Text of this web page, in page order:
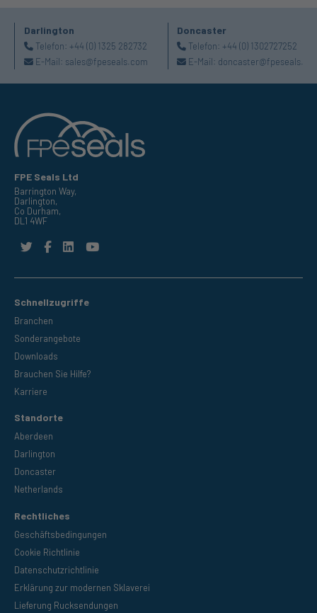
Darlington
Telefon: +44 (0) 1325 282732
E-Mail: sales@fpeseals.com
Doncaster
Telefon: +44 (0) 1302727252
E-Mail:
FPE Seals Ltd
Barrington Way,
Darlington,
Co Durham,
DL1 4WF
Schnellzugriffe
Branchen
Sonderangebote
Downloads
Brauchen Sie Hilfe?
Karriere
Standorte
Aberdeen
Darlington
Doncaster
Netherlands
Rechtliches
Geschäftsbedingungen
Cookie Richtlinie
Datenschutzrichtlinie
Erklärung zur modernen Sklaverei
Lieferung Rucksendungen